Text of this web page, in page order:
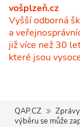
vošplzeň.cz
Vyšší odborná
a
již více než 30
které jsou
QAP.CZ Zprávy
výběru se může